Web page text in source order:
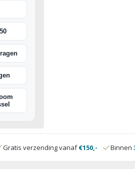
Gratis verzending vanaf€150,- Binnen